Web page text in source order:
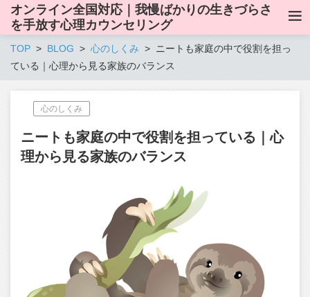
オンライン全国対応｜我慢ばかりの生きづらさ
を手放す心理カウンセリング
TOP BLOG 心のしくみ
ニートも家庭の中で役割を担っ
ている｜心理から見る家族のバランス
心のしくみ
ニートも家庭の中で役割を担っている｜心
理から見る家族のバランス